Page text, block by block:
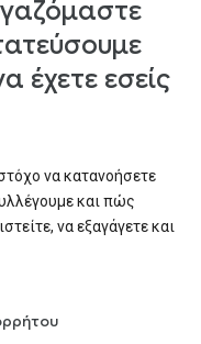
έχετε εσείς
να κατανοήσετε
και πώς
να εξαγάγετε και